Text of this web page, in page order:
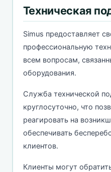
Техническая
Simus предоставляет
профессиональную
всем вопросам,
оборудования.
Служба технической
круглосуточно, что
реагировать на
обеспечивать
клиентов.
Клиенты могут